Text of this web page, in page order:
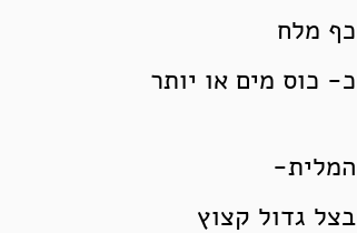
כף מלח
כ- כוס מים או יותר
המלית-
בצל גדול קצוץ